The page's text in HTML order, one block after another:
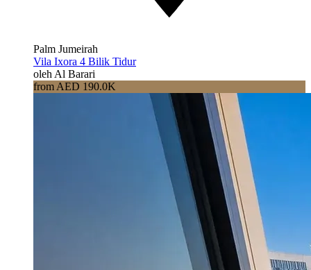
Palm Jumeirah
Vila Ixora 4 Bilik Tidur
oleh Al Barari
from AED 190.0K